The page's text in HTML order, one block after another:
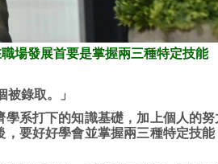
場發展首要是掌握兩三種特定技能
被錄取。」
系打下的知識基礎，加上個人的
要好好學會並掌握兩三種特定技能